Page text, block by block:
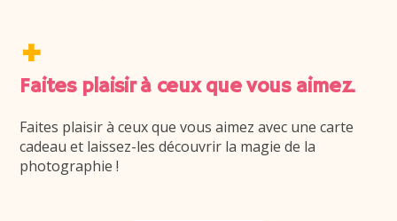
+
Faites plaisir à ceux que vous aimez.
Faites plaisir à ceux que vous aimez avec une carte
cadeau et laissez-les découvrir la magie de la
photographie !